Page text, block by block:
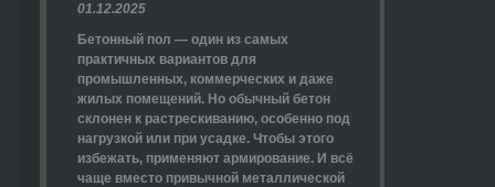
01.12.2025
Бетонный пол — один из самых
практичных вариантов для
промышленных, коммерческих и даже
жилых помещений. Но обычный бетон
склонен к растрескиванию, особенно под
нагрузкой или при усадке. Чтобы этого
избежать, применяют армирование. И всё
чаще вместо привычной металлической